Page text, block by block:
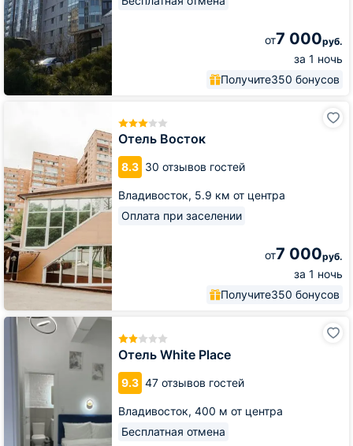
от7 000руб.
за 1 ночь
Получите350 бонусов
Отель Восток
8.3 30 отзывов гостей
Владивосток, 5.9 км от центра
Оплата при заселении
от7 000руб.
за 1 ночь
Получите350 бонусов
Отель White Place
9.3 47 отзывов гостей
Владивосток, 400 м от центра
Бесплатная отмена
Отель